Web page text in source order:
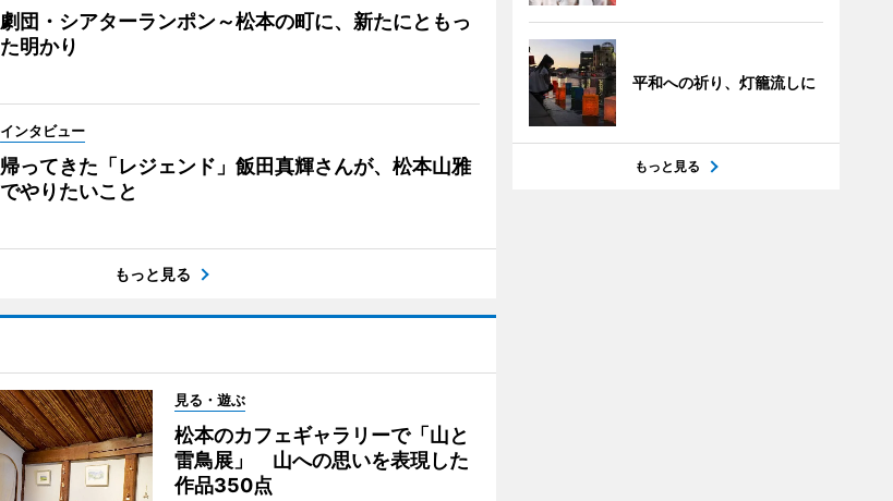
劇団・シアターランポン～松本の町に、新たにともっ
た明かり
インタビュー
帰ってきた「レジェンド」飯田真輝さんが、松本山雅
でやりたいこと
もっと見る
見る・遊ぶ
松本のカフェギャラリーで「山と
雷鳥展」 山への思いを表現した
作品350点
平和への祈り、灯籠流しに
もっと見る